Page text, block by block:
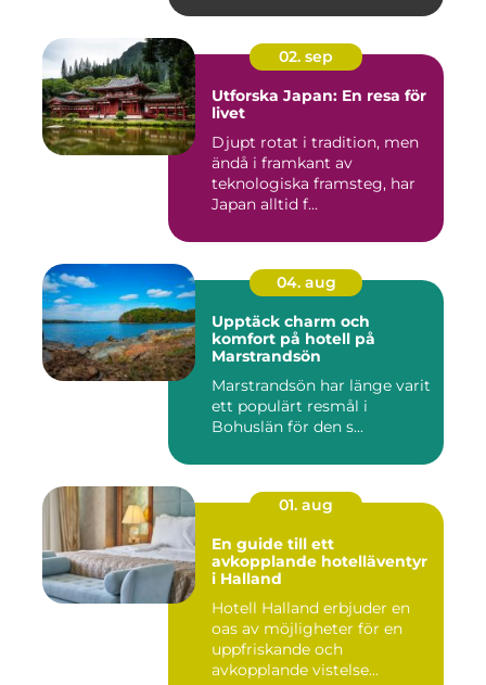
02. sep
Utforska Japan: En resa för
livet
Djupt rotat i tradition, men
ändå i framkant av
teknologiska framsteg, har
Japan alltid f...
04. aug
Upptäck charm och
komfort på hotell på
Marstrandsön
Marstrandsön har länge varit
ett populärt resmål i
Bohuslän för den s...
01. aug
En guide till ett
avkopplande hotelläventyr
i Halland
Hotell Halland erbjuder en
oas av möjligheter för en
uppfriskande och
avkopplande vistelse...